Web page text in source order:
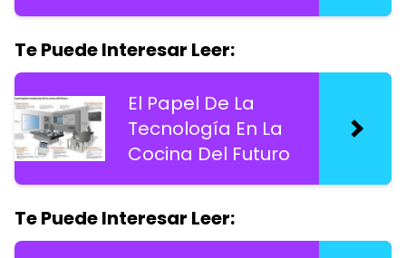
Te Puede Interesar Leer:
El Papel De La
Tecnología En La
Cocina Del Futuro
Te Puede Interesar Leer: